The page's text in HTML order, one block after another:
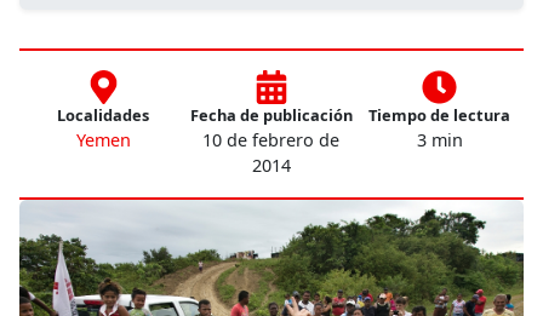
Localidades
Yemen
Fecha de publicación
10 de febrero de
2014
Tiempo de lectura
3 min